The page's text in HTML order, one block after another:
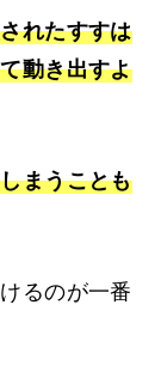
れたすすは
動き出すよ
まうことも
るのが一番